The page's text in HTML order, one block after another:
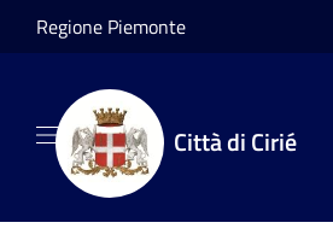
Salta al contenuto principale
Regione Piemonte
Città di Cirié